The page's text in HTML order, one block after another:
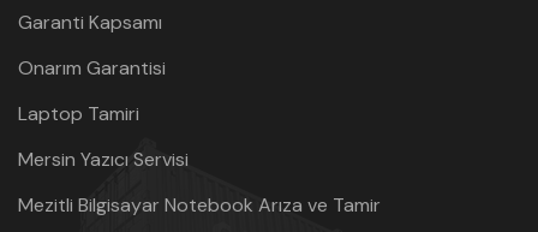
Garanti Kapsamı
Onarım Garantisi
Laptop Tamiri
Mersin Yazıcı Servisi
Mezitli Bilgisayar Notebook Arıza ve Tamir